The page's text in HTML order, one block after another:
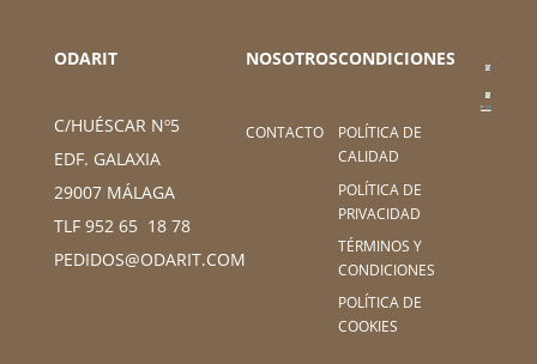
ODARIT
C/HUÉSCAR Nº5
EDF. GALAXIA
29007 MÁLAGA
TLF 952 65 18 78
PEDIDOS@ODARIT.COM
NOSOTROS
CONTACTO
CONDICIONES
POLÍTICA DE
CALIDAD
POLÍTICA DE
PRIVACIDAD
TÉRMINOS Y
CONDICIONES
POLÍTICA DE
COOKIES